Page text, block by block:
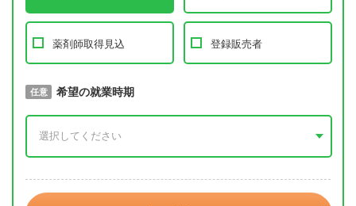
薬剤師取得見込 登録販売者
必須 取得予定年
任意 希望の就業時期